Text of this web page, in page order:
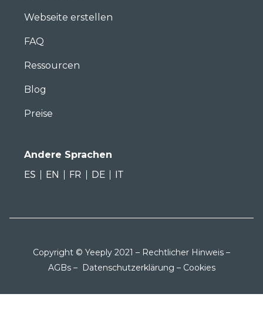
Webseite erstellen
FAQ
Ressourcen
Blog
Preise
Andere Sprachen
ES
EN FR DE IT
Copyright © Yeeply 2021 – Rechtlicher Hinweis –
AGBs– Datenschutzerklärung – Cookies